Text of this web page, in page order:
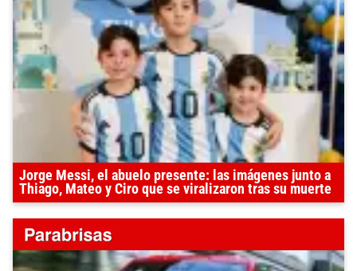
Jorge Messi, el abuelo presente: las imágenes junto a
Thiago, Mateo y Ciro que se viralizaron tras su muerte